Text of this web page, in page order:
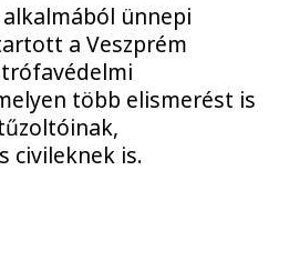
ünnepi
a Veszprém
több elismerést is
civileknek is.